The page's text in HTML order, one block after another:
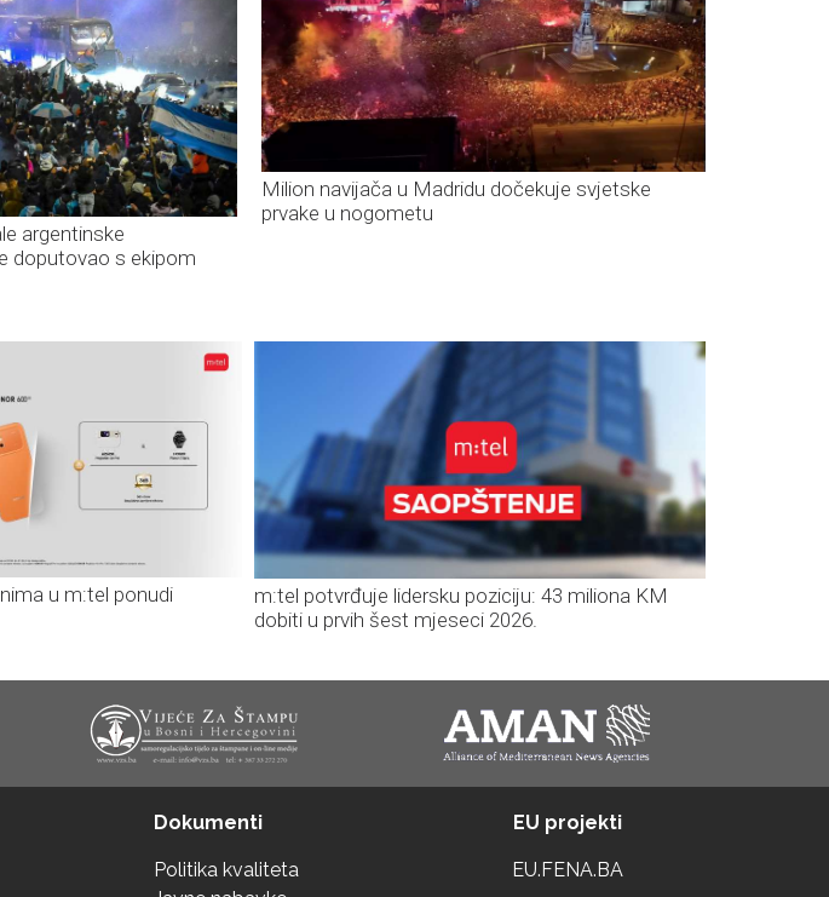
argentinske
doputovao s ekipom
Milion navijača u Madridu dočekuje svjetske
prvake u nogometu
u m:tel ponudi
m:tel potvrđuje lidersku poziciju: 43 miliona KM
dobiti u prvih šest mjeseci 2026.
Dokumenti
Politika kvaliteta
EU projekti
EU.FENA.BA